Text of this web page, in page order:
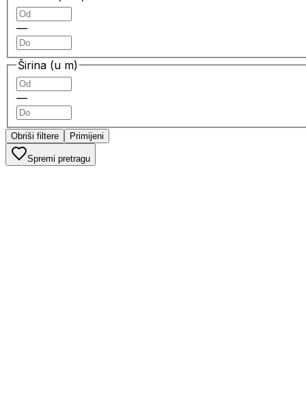
—
Širina (u m)
—
Obriši filtere Primijeni
Spremi pretragu